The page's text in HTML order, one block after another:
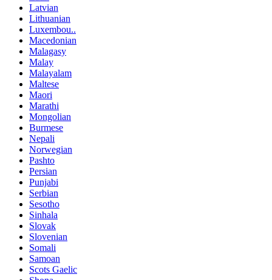
Latvian
Lithuanian
Luxembou..
Macedonian
Malagasy
Malay
Malayalam
Maltese
Maori
Marathi
Mongolian
Burmese
Nepali
Norwegian
Pashto
Persian
Punjabi
Serbian
Sesotho
Sinhala
Slovak
Slovenian
Somali
Samoan
Scots Gaelic